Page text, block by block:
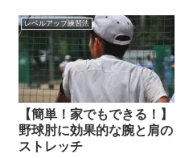
レベルアップ練習法
【簡単！家でもできる！】
野球肘に効果的な腕と肩の
ストレッチ